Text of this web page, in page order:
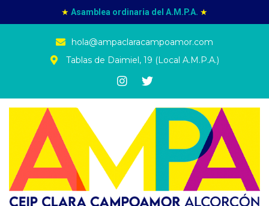
★ Asamblea ordinaria del A.M.P.A. ★
hola@ampaclaracampoamor.com
Tablas de Daimiel, 19 (Local A.M.P.A.)